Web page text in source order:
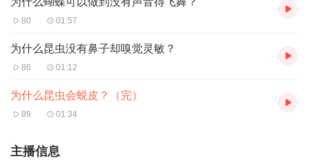
80 01:57
为什么昆虫没有鼻子却嗅觉灵敏？
86 01:12
为什么昆虫会蜕皮？（完）
89 01:34
主播信息